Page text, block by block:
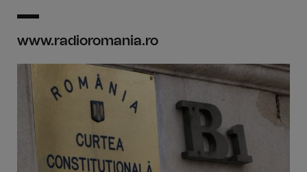
www.radioromania.ro